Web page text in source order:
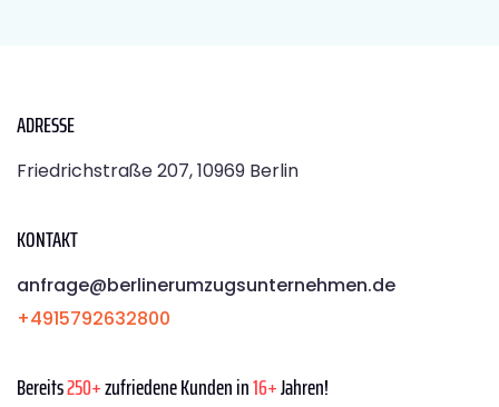
ADRESSE
Friedrichstraße 207, 10969 Berlin
KONTAKT
anfrage@berlinerumzugsunternehmen.de
+4915792632800
Bereits250+zufriedene Kunden in16+Jahren!